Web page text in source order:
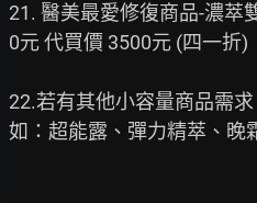
21. 醫美最愛修復商品-濃萃
0元 代買價 3500元 (四一折)
22.若有其他小容量商品需
如：超能露、彈力精萃、晚